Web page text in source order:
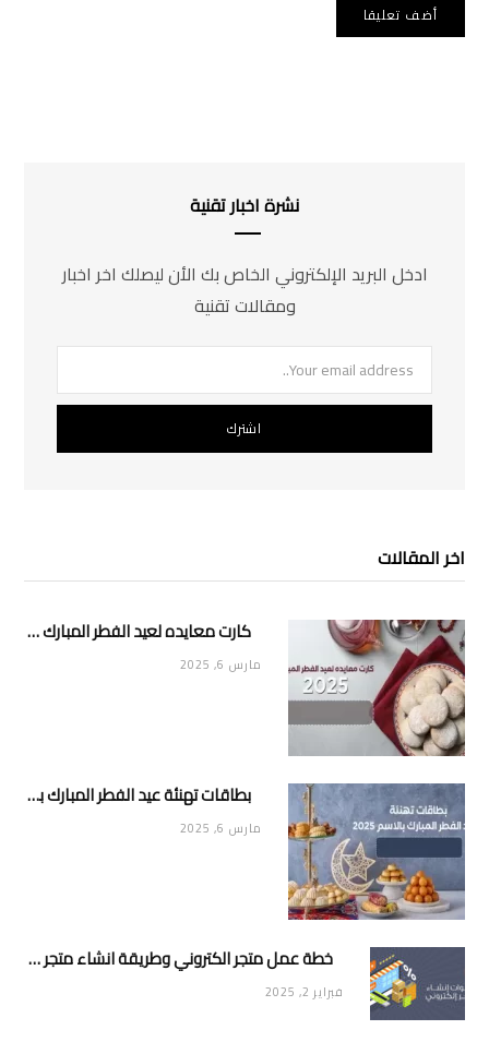
نشرة اخبار تقنية
ادخل البريد الإلكتروني الخاص بك الأن ليصلك اخر اخبار
ومقالات تقنية
اخر المقالات
كارت معايده لعيد الفطر المبارك 2025
مارس 6, 2025
بطاقات تهنئة عيد الفطر المبارك بالاسم 2025
مارس 6, 2025
خطة عمل متجر الكتروني وطريقة انشاء متجر خاص ناجح ومميز
فبراير 2, 2025